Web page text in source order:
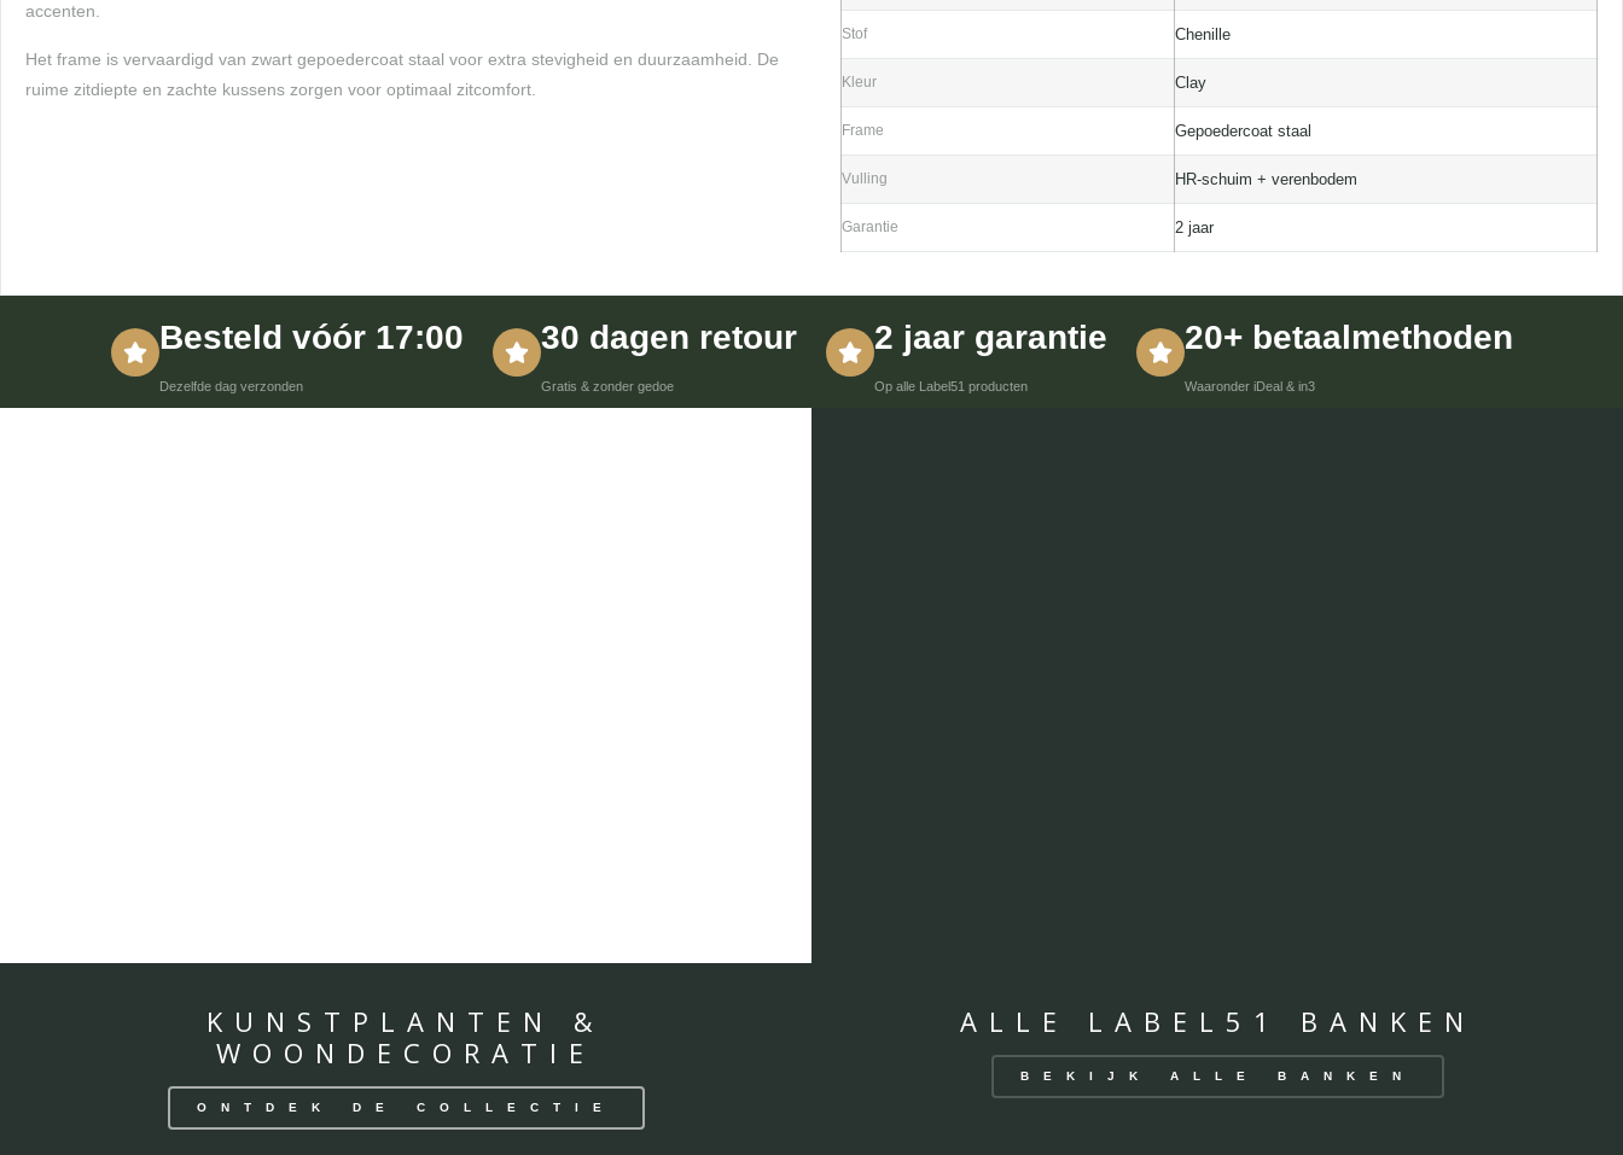
accenten.
Het frame is vervaardigd van zwart gepoedercoat staal voor extra stevigheid en duurzaamheid. De
ruime zitdiepte en zachte kussens zorgen voor optimaal zitcomfort.
Stof Chenille
Kleur Clay
Frame Gepoedercoat staal
Vulling HR-schuim + verenbodem
Garantie 2 jaar
Besteld vóór 17:00
Dezelfde dag verzonden
30 dagen retour
Gratis & zonder gedoe
2 jaar garantie
Op alle Label51 producten
20+ betaalmethoden
Waaronder iDeal & in3
KUNSTPLANTEN &
WOONDECORATIE
ONTDEK DE COLLECTIE
ALLE LABEL51 BANKEN
BEKIJK ALLE BANKEN